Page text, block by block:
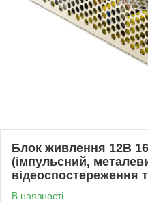
Блок живлення 12В
(імпульсний,
відеоспостереження
В наявності